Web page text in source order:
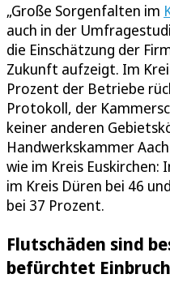
„Große Sorgenfalten im
auch in der
die Einschätzung der
Zukunft aufzeigt. Im
Prozent der Betriebe
Protokoll, der
keiner anderen
Handwerkskammer
wie im Kreis Euskirchen:
im Kreis Düren bei 46
bei 37 Prozent.
Flutschäden sind
befürchtet Einbruch